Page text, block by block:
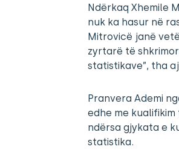
Ndërkaq Xhemile
nuk ka hasur në
Mitrovicë janë
zyrtarë të
statistikave”, tha
Pranvera Ademi
edhe me
ndërsa gjykata e
statistika.